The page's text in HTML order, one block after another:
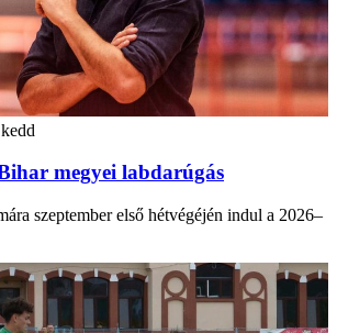
megyei labdarúgás
szeptember első hétvégéjén indul a 2026–